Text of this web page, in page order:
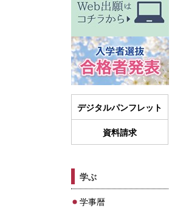
デジタルパンフレット
資料請求
学ぶ
学事暦